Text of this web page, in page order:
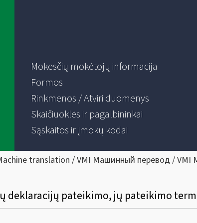
Mokesčių mokėtojų informacija
Formos
Rinkmenos / Atviri duomenys
Skaičiuoklės ir pagalbininkai
Sąskaitos ir įmokų kodai
translation / VMI Машинный перевод / VMI